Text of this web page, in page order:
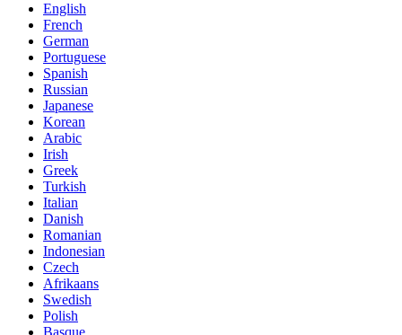
English
French
German
Portuguese
Spanish
Russian
Japanese
Korean
Arabic
Irish
Greek
Turkish
Italian
Danish
Romanian
Indonesian
Czech
Afrikaans
Swedish
Polish